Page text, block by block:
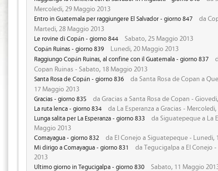
Mercoledi, 29 Maggio 2013
Entro in Guatemala per raggiungere El Salvador - giorno 847
da
Martedi, 28 Maggio 2013
Le rovine di Copán - giorno 844 Sabato, 25 Maggio 2013
Copán Ruinas - giorno 839 Lunedi, 20 Maggio 2013
Raggiungo Copán Ruinas, al confine con il Guatemala - giorno 837
Copan Ruinas - Sabato, 18 Maggio 2013
Santa Rosa de Copán - giorno 836
da Santa Rosa de Copan a
17 Maggio 2013
Gracias - giorno 835 da Gracias a Santa Rosa de Copan -
La ruta lenca - giorno 834 da La Esperanza a Gracias -
Lunga salita per La Esperanza - giorno 833
da Siguatepeque a La
Maggio 2013
Comayagua - giorno 832 da El Conejo a Siguatepeque - Lunedi,
Mi dirigo a Comayagua - giorno 831
da Tegucigalpa a El Conejo
2013
Ultimo giorno in Tegucigalpa - giorno 830 Sabato, 11 Maggio